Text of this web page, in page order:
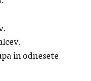
in odnesete